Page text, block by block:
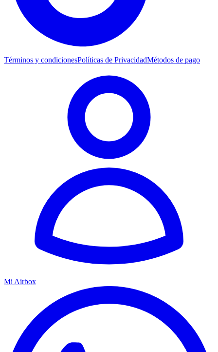
Términos y condicionesPolíticas de PrivacidadMétodos de pago
Mi Airbox